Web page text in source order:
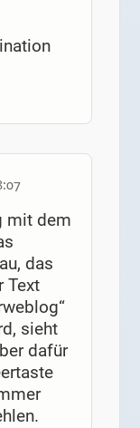
mit dem
das
Text
sieht
dafür